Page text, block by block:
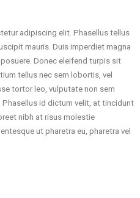
adipiscing elit. Phasellus tellus
mauris. Duis imperdiet magna
Donec eleifend turpis sit
tellus nec sem lobortis, vel
tortor leo, vulputate non sem
id dictum velit, at tincidunt
nibh at risus molestie
ut pharetra eu, pharetra vel